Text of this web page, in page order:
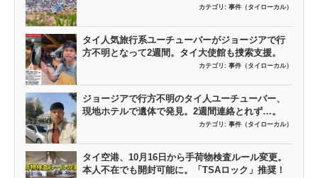
カテゴリ: 事件（タイローカル）
タイ人気旅行系ユーチューバーがジョージアで行
方不明となって2週間。タイ大使館も捜索支援。
カテゴリ: 事件（タイローカル）
ジョージアで行方不明のタイ人ユーチューバー、
現地ホテルで遺体で発見。2週間連絡とれず…。
カテゴリ: 事件（タイローカル）
タイ空港、10月16日から手荷物検査ルール変更。
本人不在でも開封可能に。「TSAロック」推奨！